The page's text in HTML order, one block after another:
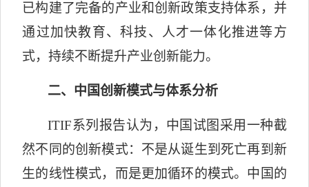
已构建了完备的产业和创新政策支持体系，并
通过加快教育、科技、人才一体化推进等方
式，持续不断提升产业创新能力。
二、中国创新模式与体系分析
ITIF系列报告认为，中国试图采用一种截
然不同的创新模式：不是从诞生到死亡再到新
生的线性模式，而是更加循环的模式。中国的